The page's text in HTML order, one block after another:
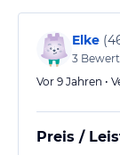
Elke (
3
Vor 9 Jahren •
Preis /